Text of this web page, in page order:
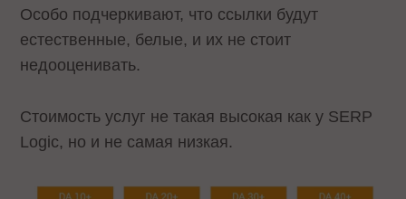
Особо подчеркивают, что ссылки будут
естественные, белые, и их не стоит
недооценивать.
Стоимость услуг не такая высокая как у SERP
Logic, но и не самая низкая.